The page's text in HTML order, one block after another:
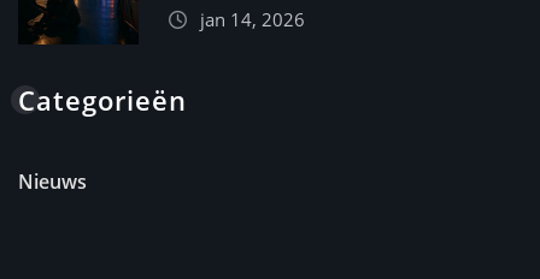
jan 14, 2026
Categorieën
Nieuws